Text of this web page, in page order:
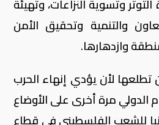
وتسوية النزاعات، وتهيئة
والتنمية وتحقيق الأمن
وازدهارها.
لأن يؤدي إنهاء الحرب
الدولي مرة أخرى على الأوضاع
للشعب الفلسطيني في قطاع